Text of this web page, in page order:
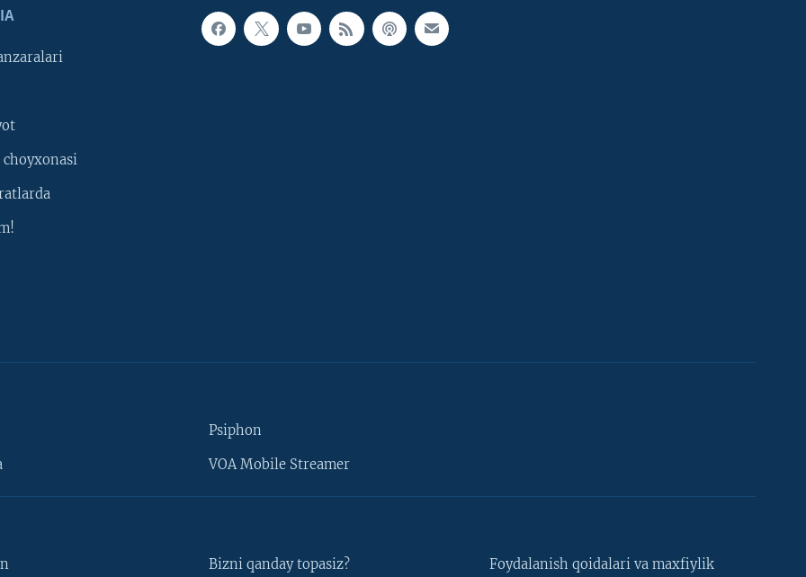
Psiphon
VOA Mobile Streamer
Bizni qanday topasiz?
Foydalanish qoidalari va maxfiylik